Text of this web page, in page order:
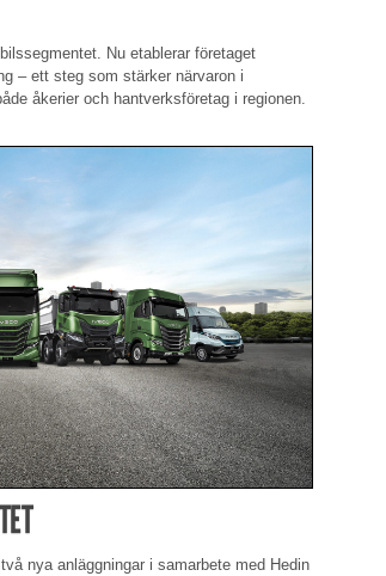
Nu etablerar företaget
– ett steg som stärker närvaron i
åkerier och hantverksföretag i regionen.
nya anläggningar i samarbete med Hedin